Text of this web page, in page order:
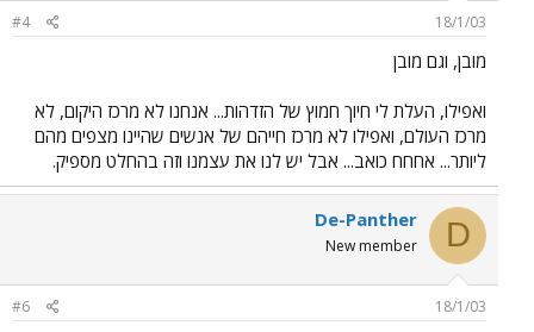
18/1/03
#4
מובן, וגם מובן
ואפילו, העלת לי חיוך חמוץ של הזדהות... אנחנו לא מרכז היקום, לא
מרכז העולם, ואפילו לא מרכז חייהם של אנשים שהיינו מצפים מהם
ליותר... אחחח כואב... אבל יש לנו את עצמנו וזה בהחלט מספיק.
D
De-Panther
New member
18/1/03
#6